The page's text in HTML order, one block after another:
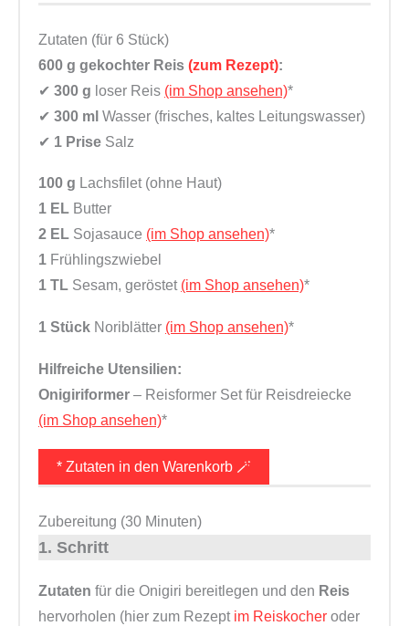
Zutaten (für 6 Stück)
600 g gekochter Reis (zum Rezept):
✔ 300 g loser Reis (im Shop ansehen)*
✔ 300 ml Wasser (frisches, kaltes Leitungswasser)
✔ 1 Prise Salz
100 g Lachsfilet (ohne Haut)
1 EL Butter
2 EL Sojasauce (im Shop ansehen)*
1 Frühlingszwiebel
1 TL Sesam, geröstet (im Shop ansehen)*
1 Stück Noriblätter (im Shop ansehen)*
Hilfreiche Utensilien:
Onigiriformer – Reisformer Set für Reisdreiecke
(im Shop ansehen)*
* Zutaten in den Warenkorb 🪄
Zubereitung (30 Minuten)
1. Schritt
Zutaten für die Onigiri bereitlegen und den Reis
hervorholen (hier zum Rezept im Reiskocher oder